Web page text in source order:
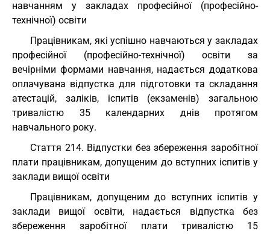
навчанням у закладах професійної (професійно-
технічної) освіти
Працівникам, які успішно навчаються у закладах
професійної (професійно-технічної) освіти за
вечірніми формами навчання, надається додаткова
оплачувана відпустка для підготовки та складання
атестацій, заліків, іспитів (екзаменів) загальною
тривалістю 35 календарних днів протягом
навчального року.
Cтаття 214. Відпустки без збереження заробітної
плати працівникам, допущеним до вступних іспитів у
заклади вищої освіти
Працівникам, допущеним до вступних іспитів у
заклади вищої освіти, надається відпустка без
збереження заробітної плати тривалістю 15